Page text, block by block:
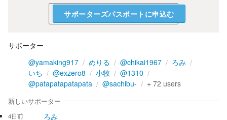
サポーターズパスポートに申込む
サポーター
@yamaking917
めりる @chikai1967
ろみ
いち
@exzero8 小牧
@1310
@patapatapatapata
@sachibu- + 72 users
新しいサポーター
4日前 ろみ